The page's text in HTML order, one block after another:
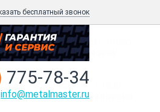
бесплатный звонок
775-78-34
info@metalmaster.ru
сегодняэтот товар
купил 1 человек
сейчас
этот товар
смотрят 3 человека